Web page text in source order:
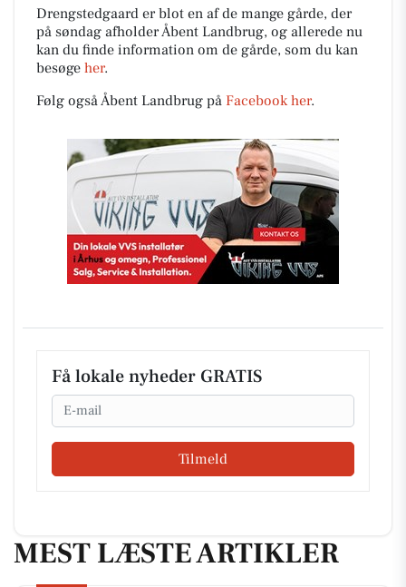
Drengstedgaard er blot en af de mange gårde, der
på søndag afholder Åbent Landbrug, og allerede nu
kan du finde information om de gårde, som du kan
besøge her.
Følg også Åbent Landbrug på Facebook her.
Få lokale nyheder GRATIS
Email
Tilmeld
MEST LÆSTE ARTIKLER